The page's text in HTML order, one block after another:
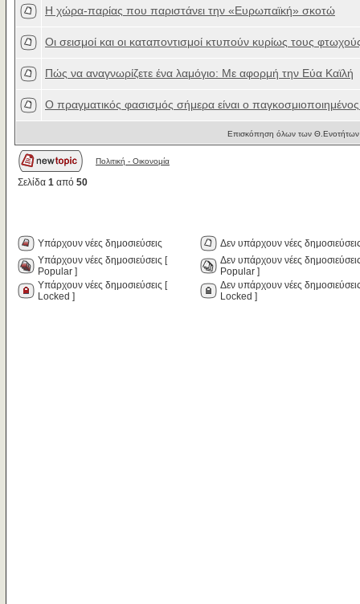
H χώρα-παρίας που παριστάνει την «Ευρωπαϊκή» σκοτώ
Οι σεισμοί και οι καταποντισμοί κτυπούν κυρίως τους
Πώς να αναγνωρίζετε ένα λαμόγιο: Με αφορμή την Εύα Καϊλή
Ο πραγματικός φασισμός σήμερα είναι ο
Επισκόπηση όλων των Θ.Ενοτήτων
Πολιτική - Oικονομία
Σελίδα 1 από 50
Υπάρχουν νέες δημοσιεύσεις
Δεν υπάρχουν νέες
Υπάρχουν νέες δημοσιεύσεις [
Popular ]
Δεν υπάρχουν νέες
Popular ]
Υπάρχουν νέες δημοσιεύσεις [
Locked ]
Δεν υπάρχουν νέες
Locked ]